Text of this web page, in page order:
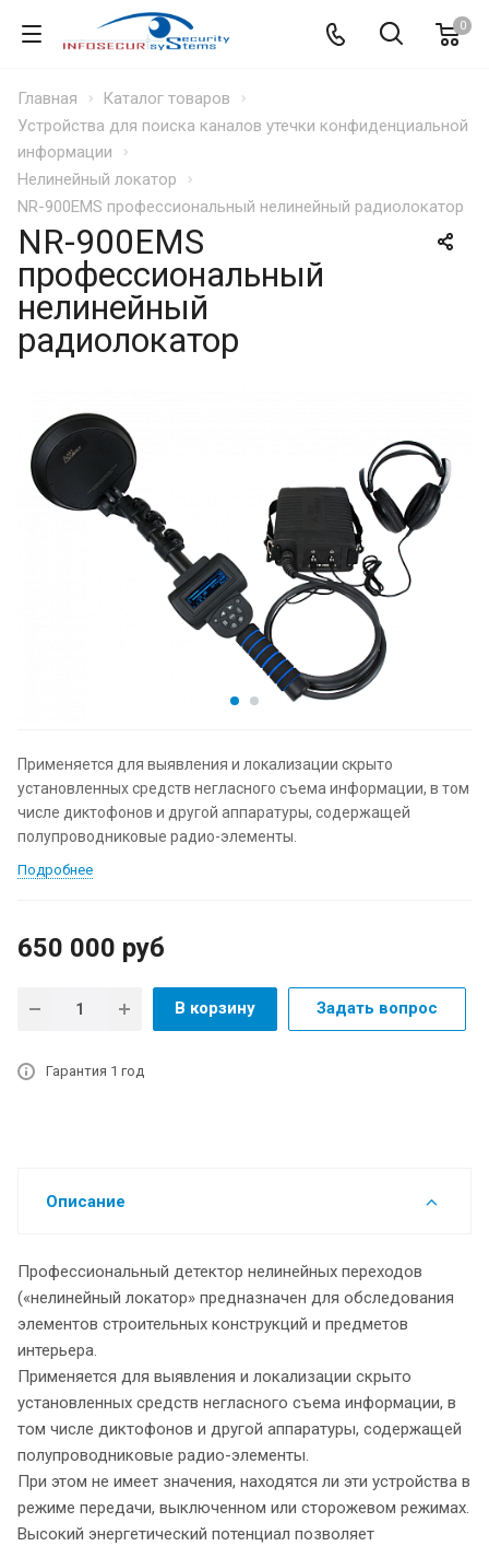
0
Главная
Каталог товаров
Устройства для поиска каналов утечки конфиденциальной
информации
Нелинейный локатор
NR-900EMS профессиональный нелинейный радиолокатор
NR-900EMS
профессиональный
нелинейный
радиолокатор
Применяется для выявления и локализации скрыто
установленных средств негласного съема информации, в том
числе диктофонов и другой аппаратуры, содержащей
полупроводниковые радио-элементы.
Подробнее
650 000 руб
В корзину Задать вопрос
Гарантия 1 год
Описание
Профессиональный детектор нелинейных переходов
(«нелинейный локатор» предназначен для обследования
элементов строительных конструкций и предметов
интерьера.
Применяется для выявления и локализации скрыто
установленных средств негласного съема информации, в
том числе диктофонов и другой аппаратуры, содержащей
полупроводниковые радио-элементы.
При этом не имеет значения, находятся ли эти устройства в
режиме передачи, выключенном или сторожевом режимах.
Высокий энергетический потенциал позволяет